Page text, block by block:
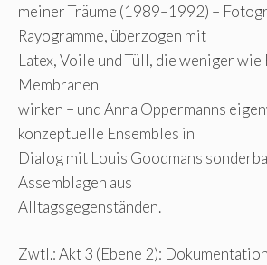
meiner Träume (1989–1992) –
Rayogramme, überzogen mit
Latex, Voile und Tüll, die weniger wie
Membranen
wirken – und Anna Oppermanns
konzeptuelle Ensembles in
Dialog mit Louis Goodmans
Assemblagen aus
Alltagsgegenständen.
Zwtl.: Akt 3 (Ebene 2):